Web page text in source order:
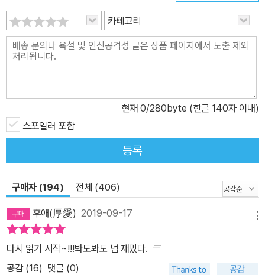
카테고리
현재 0/280byte (한글 140자 이내)
스포일러 포함
등록
구매자 (194) 전체 (406)
후애(厚愛) 2019-09-17
다시 읽기 시작~!!!봐도봐도 넘 재밌다.
공감 (16) 댓글 (0)